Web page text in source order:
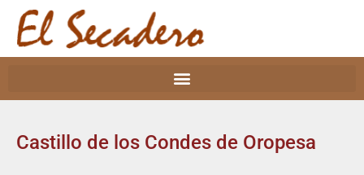
Castillo de los Condes de Oropesa